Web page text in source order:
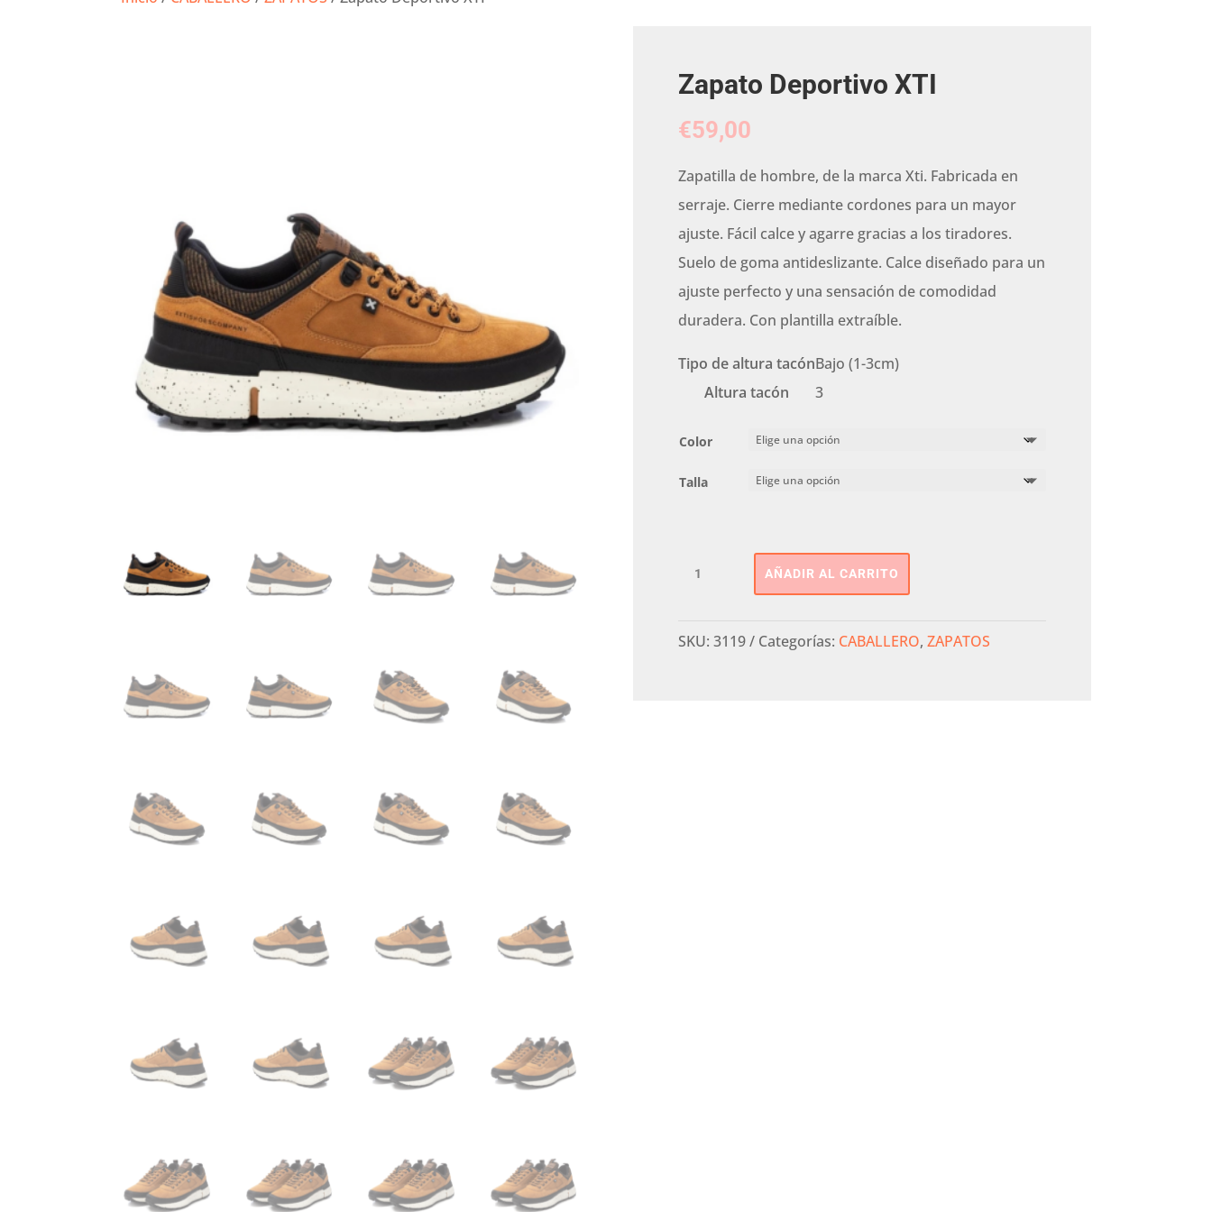
Zapato Deportivo XTI
€59,00
Zapatilla de hombre, de la marca Xti. Fabricada en
serraje. Cierre mediante cordones para un mayor
ajuste. Fácil calce y agarre gracias a los tiradores.
Suelo de goma antideslizante. Calce diseñado para un
ajuste perfecto y una sensación de comodidad
duradera. Con plantilla extraíble.
Tipo de altura tacónBajo (1-3cm)
Altura tacón
3
Color
Talla
Deportivo
AÑADIR AL CARRITO
SKU: 3119 Categorías: CABALLERO, ZAPATOS